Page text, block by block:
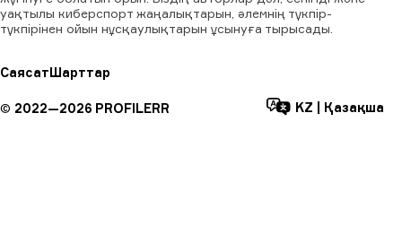
уақтылы киберспорт жаңалықтарын, әлемнің түкпір-
түкпірінен ойын нұсқаулықтарын ұсынуға тырысады.
СаясатШарттар
© 2022—2026 PROFILERR KZ Қазақша